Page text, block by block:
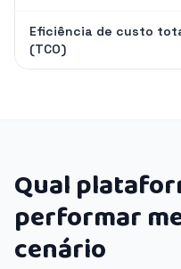
Eficiência de custo
(TCO)
Qual
performar
cenário